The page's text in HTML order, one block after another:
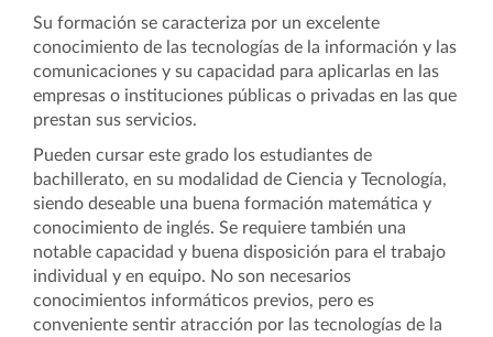
Su formación se caracteriza por un excelente
conocimiento de las tecnologías de la información y las
comunicaciones y su capacidad para aplicarlas en las
empresas o instituciones públicas o privadas en las que
prestan sus servicios.
Pueden cursar este grado los estudiantes de
bachillerato, en su modalidad de Ciencia y Tecnología,
siendo deseable una buena formación matemática y
conocimiento de inglés. Se requiere también una
notable capacidad y buena disposición para el trabajo
individual y en equipo. No son necesarios
conocimientos informáticos previos, pero es
conveniente sentir atracción por las tecnologías de la